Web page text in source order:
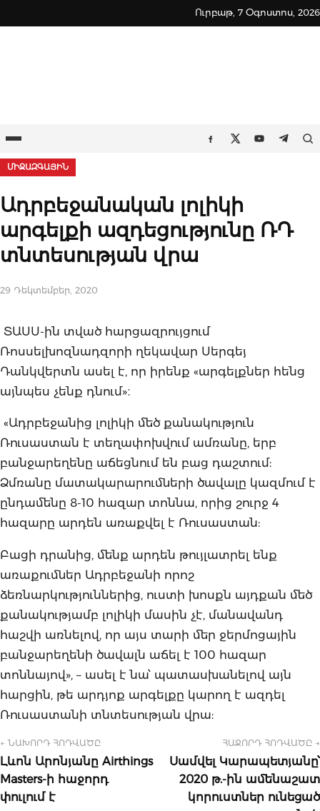
to
Ուրբաթ, 7 Օգոստոս, 2026
Ընտրացանկ Facebook
TwitterYoutube
ՄԻՋԱԶԳԱՅԻՆ
Ադրբեջանական լոլիկի
արգելքի ազդեցությունը ՌԴ
տնտեսության վրա
29 Դեկտեմբեր, 2020
ՏԱՍՍ-ին տված հարցազրույցում
Ռոսսելխոզնադզորի ղեկավար Սերգեյ
Դանկվերտն ասել է, որ իրենք «արգելքներ հենց
այնպես չենք դնում»։
«Ադրբեջանից լոլիկի մեծ քանակություն
Ռուսաստան է տեղափոխվում ամռանը, երբ
բանջարեղենը աճեցնում են բաց դաշտում:
Ձմռանը մատակարարումների ծավալը կազմում է
ընդամենը 8-10 հազար տոննա, որից շուրջ 4
հազարը արդեն առաքվել է Ռուսաստան:
Բացի դրանից, մենք արդեն թույլատրել ենք
առաքումներ Ադրբեջանի որոշ
ձեռնարկություններից, ուստի խոսքն այդքան մեծ
քանակությամբ լոլիկի մասին չէ, մանավանդ
հաշվի առնելով, որ այս տարի մեր ջերմոցային
բանջարեղենի ծավալն աճել է 100 հազար
տոննայով», – ասել է նա՝ պատասխանելով այն
հարցին, թե արդյոք արգելքը կարող է ազդել
Ռուսաստանի տնտեսության վրա:
← ՆԱԽՈՐԴ ՀՈԴՎԱԾԸ
Լևոն Արոնյանը Airthings
Masters-ի հաջորդ
փուլում է
ՀԱՋՈՐԴ ՀՈԴՎԱԾԸ →
Սամվել Կարապետյանը՝
2020 թ.-ին ամենաշատ
կորուստներ ունեցած